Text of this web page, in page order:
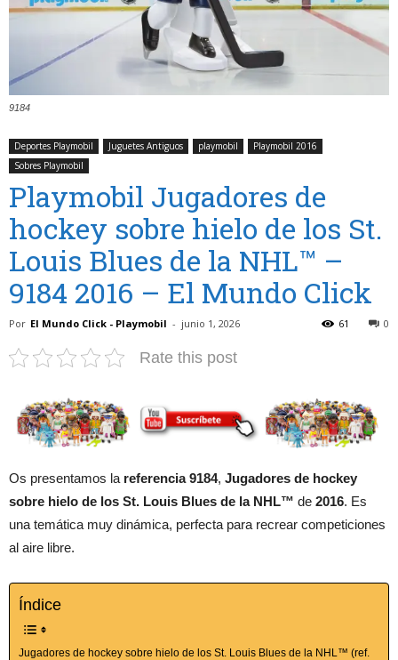
9184
Deportes Playmobil Juguetes Antiguos playmobil
Playmobil 2016
Sobres Playmobil
Playmobil Jugadores de
hockey sobre hielo de los St.
Louis Blues de la NHL™ –
9184 2016 – El Mundo Click
Por El Mundo Click - Playmobil - junio 1, 2026 0
61
Rate this post
Os presentamos la referencia 9184, Jugadores de hockey
sobre hielo de los St. Louis Blues de la NHL™ de 2016. Es
una temática muy dinámica, perfecta para recrear competiciones
al aire libre.
Índice
Jugadores de hockey sobre hielo de los St. Louis Blues de la NHL™ (ref.